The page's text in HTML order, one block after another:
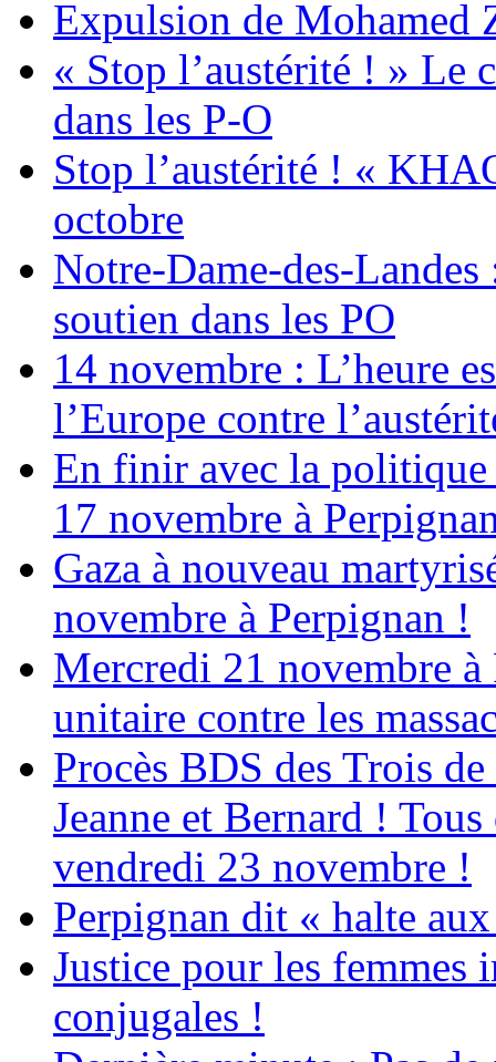
Expulsion de Mohamed
« Stop l’austérité ! » Le
dans les P-O
Stop l’austérité ! «
octobre
Notre-Dame-des-
soutien dans les PO
14 novembre : L’heure
l’Europe contre
En finir avec la politique
17 novembre à
Gaza à nouveau
novembre à Perpignan !
Mercredi 21 novembre à
unitaire contre les
Procès BDS des Trois
Jeanne et Bernard !
vendredi 23 novembre !
Perpignan dit « halte
Justice pour les femmes
conjugales !